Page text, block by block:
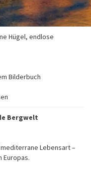
Hügel, endlose
Bilderbuch
Bergwelt
Lebensart –
Europas.